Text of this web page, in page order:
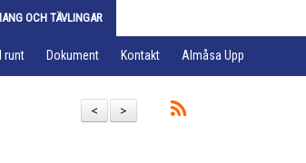
OCH TÄVLINGAR
runt Dokument Kontakt Almåsa Upp
>
<